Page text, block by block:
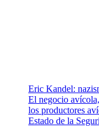
Eric Kandel:
El negocio
los productores
Estado de la